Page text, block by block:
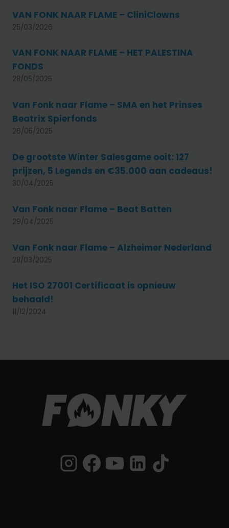
VAN FONK NAAR FLAME – CliniClowns
25/03/2026
VAN FONK NAAR FLAME – HET PALESTINA
FONDS
28/05/2025
Van Fonk naar Flame – SMA en het Prinses
Beatrix Spierfonds
26/05/2025
De grootste Winter Salesgame ooit: 127
prijzen, 5 Legends en €35.000 aan cadeaus!
30/04/2025
Van Fonk naar Flame – Beat Batten
29/04/2025
Van Fonk naar Flame – Alzheimer Nederland
28/03/2025
Het ISO 27001 Certificaat is opnieuw
behaald!
11/12/2024